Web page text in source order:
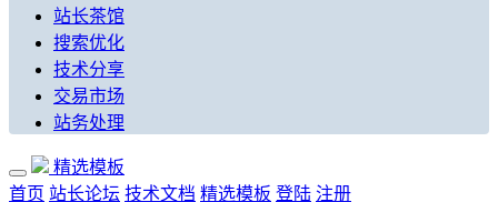
站长茶馆
搜索优化
技术分享
交易市场
站务处理
精选模板
首页 站长论坛 技术文档 精选模板 登陆 注册